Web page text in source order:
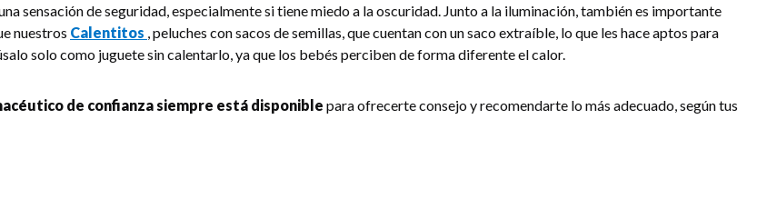
sensación de seguridad, especialmente si tiene miedo a la oscuridad. Junto a la iluminación, también es importante
nuestros Calentitos , peluches con sacos de semillas, que cuentan con un saco extraíble, lo que les hace aptos para
solo como juguete sin calentarlo, ya que los bebés perciben de forma diferente el calor.
de confianza siempre está disponible para ofrecerte consejo y recomendarte lo más adecuado, según tus